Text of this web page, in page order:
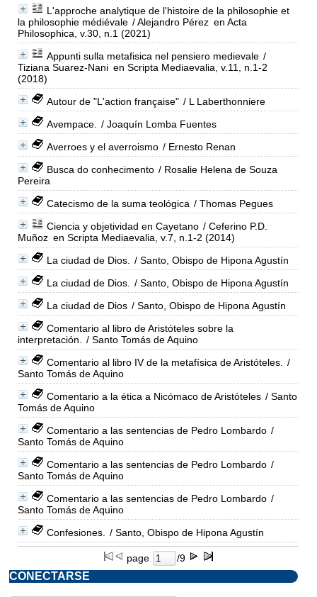
L'approche analytique de l'histoire de la philosophie et
la philosophie médiévale / Alejandro Pérez en Acta
Philosophica, v.30, n.1 (2021)
Appunti sulla metafisica nel pensiero medievale /
Tiziana Suarez-Nani en Scripta Mediaevalia, v.11, n.1-2
(2018)
Autour de "L'action française" / L Laberthonniere
Avempace.
/ Joaquín Lomba Fuentes
Averroes y el averroismo / Ernesto Renan
Busca do conhecimento / Rosalie Helena de Souza
Pereira
Catecismo de la suma teológica / Thomas Pegues
Ciencia y objetividad en Cayetano / Ceferino P.D.
Muñoz en Scripta Mediaevalia, v.7, n.1-2 (2014)
La ciudad de Dios.
/ Santo, Obispo de Hipona Agustín
La ciudad de Dios.
/ Santo, Obispo de Hipona Agustín
La ciudad de Dios / Santo, Obispo de Hipona Agustín
Comentario al libro de Aristóteles sobre la
interpretación.
/ Santo Tomás de Aquino
Comentario al libro IV de la metafísica de Aristóteles.
/
Santo Tomás de Aquino
Comentario a la ética a Nicómaco de Aristóteles / Santo
Tomás de Aquino
Comentario a las sentencias de Pedro Lombardo /
Santo Tomás de Aquino
Comentario a las sentencias de Pedro Lombardo /
Santo Tomás de Aquino
Comentario a las sentencias de Pedro Lombardo /
Santo Tomás de Aquino
Confesiones.
/ Santo, Obispo de Hipona Agustín
page /9
CONECTARSE